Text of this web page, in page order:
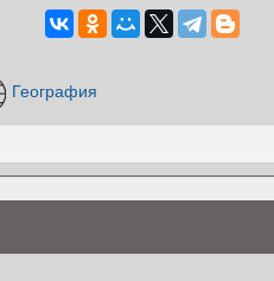
География